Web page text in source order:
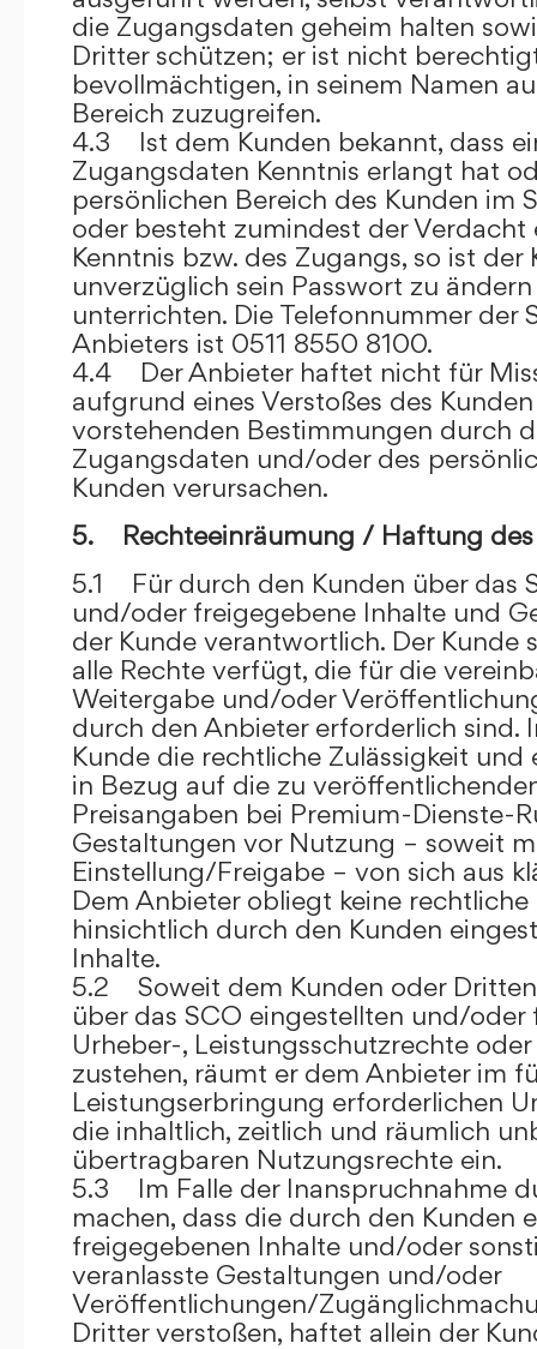
die Zugangsdaten geheim halten
Dritter schützen; er ist nicht
bevollmächtigen, in seinem Namen
Bereich zuzugreifen.
4.3 Ist dem Kunden bekannt, dass
Zugangsdaten Kenntnis erlangt hat
persönlichen Bereich des Kunden im
oder besteht zumindest der Verdacht
Kenntnis bzw. des Zugangs, so ist
unverzüglich sein Passwort zu
unterrichten. Die Telefonnummer der
Anbieters ist 0511 8550 8100.
4.4 Der Anbieter haftet nicht für
aufgrund eines Verstoßes des
vorstehenden Bestimmungen durch
Zugangsdaten und/oder des
Kunden verursachen.
5. Rechteeinräumung / Haftung des
5.1 Für durch den Kunden über das
und/oder freigegebene Inhalte und
der Kunde verantwortlich. Der Kunde
alle Rechte verfügt, die für die
Weitergabe und/oder
durch den Anbieter erforderlich sind.
Kunde die rechtliche Zulässigkeit
in Bezug auf die zu
Preisangaben bei Premium-Dienste-
Gestaltungen vor Nutzung – soweit
Einstellung/Freigabe – von sich aus
Dem Anbieter obliegt keine
hinsichtlich durch den Kunden
Inhalte.
5.2 Soweit dem Kunden oder
über das SCO eingestellten und/
Urheber-, Leistungsschutzrechte
zustehen, räumt er dem Anbieter im
Leistungserbringung erforderlichen
die inhaltlich, zeitlich und räumlich
übertragbaren Nutzungsrechte ein.
5.3 Im Falle der Inanspruchnahme
machen, dass die durch den Kunden
freigegebenen Inhalte und/oder
veranlasste Gestaltungen und/oder
Veröffentlichungen/
Dritter verstoßen, haftet allein der